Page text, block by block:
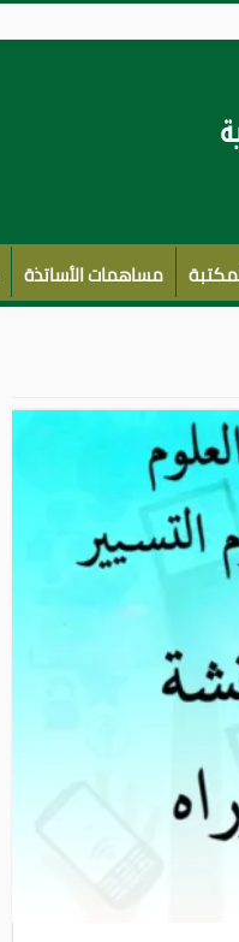
مساهمات الأساتذة